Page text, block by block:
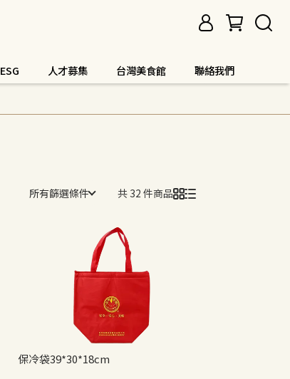
ESG 人才募集 台灣美食館 聯絡我們
所有篩選條件 共 32 件商品
保冷袋39*30*18cm